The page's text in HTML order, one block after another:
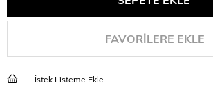
FAVORILERE EKLE
İstek Listeme Ekle